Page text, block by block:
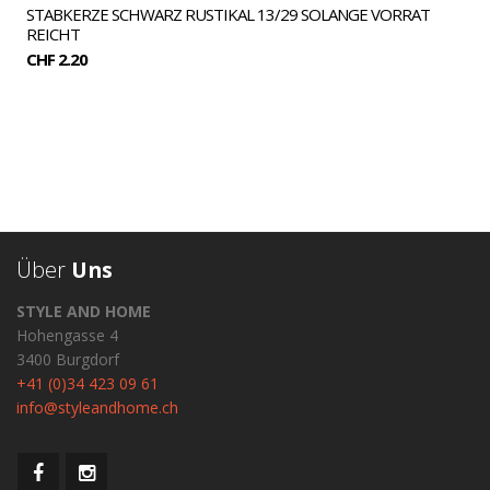
STABKERZE SCHWARZ RUSTIKAL 13/29 SOLANGE VORRAT
REICHT
CHF 2.20
Über Uns
STYLE AND HOME
Hohengasse 4
3400 Burgdorf
+41 (0)34 423 09 61
info@styleandhome.ch